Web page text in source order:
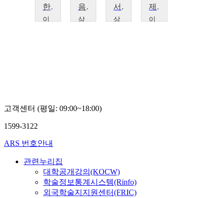
한국 전통음악
이
음악사
삼
서양음악사2
삼
제25회 Faculty Noon Concert
이
고객센터 (평일: 09:00~18:00)
1599-3122
ARS 번호안내
관련누리집
대학공개강의(KOCW)
학술정보통계시스템(Rinfo)
외국학술지지원센터(FRIC)